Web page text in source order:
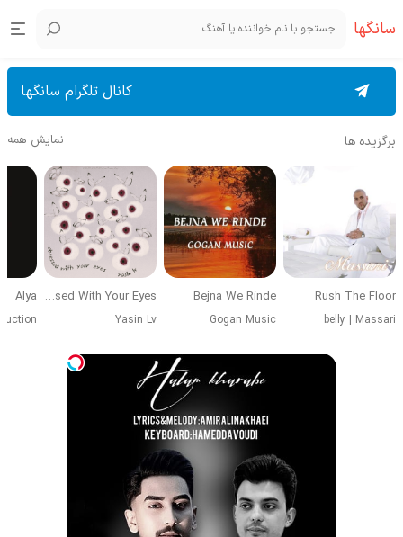
سانگها
کانال تلگرام سانگها
برگزیده ها نمایش همه
Rush The Floor
belly | Massari
Bejna We Rinde
Gogan Music
Obsessed With Your Eyes
Yasin Lv
Alya